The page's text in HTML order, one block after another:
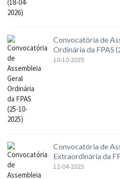
Convocatória de
Ordinária da FPAS
10-10-2025
Convocatória de
Extraordinária da
12-04-2025